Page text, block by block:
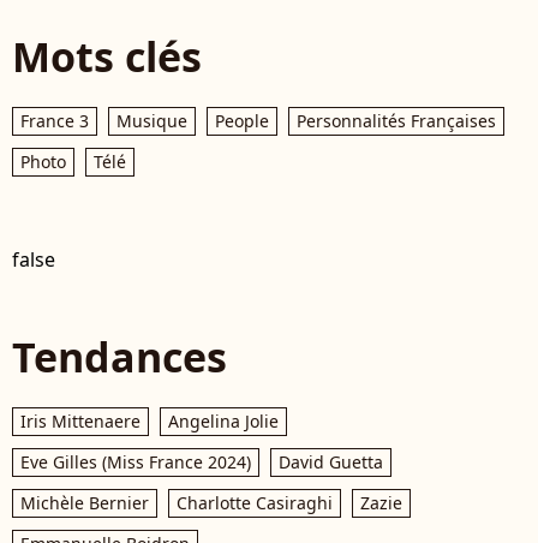
Mots clés
France 3 Musique People
Personnalités Françaises
Photo
Télé
false
Tendances
Iris Mittenaere
Angelina Jolie
Eve Gilles (Miss France 2024)
David Guetta
Michèle Bernier
Charlotte Casiraghi
Zazie